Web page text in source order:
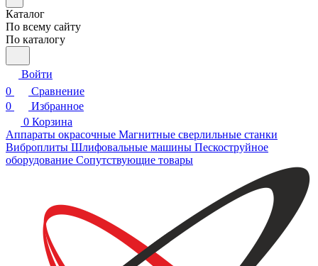
Каталог
По всему сайту
По каталогу
Войти
0
Сравнение
0
Избранное
0 Корзина
Аппараты окрасочные Магнитные сверлильные станки
Виброплиты Шлифовальные машины Пескоструйное
оборудование Сопутствующие товары